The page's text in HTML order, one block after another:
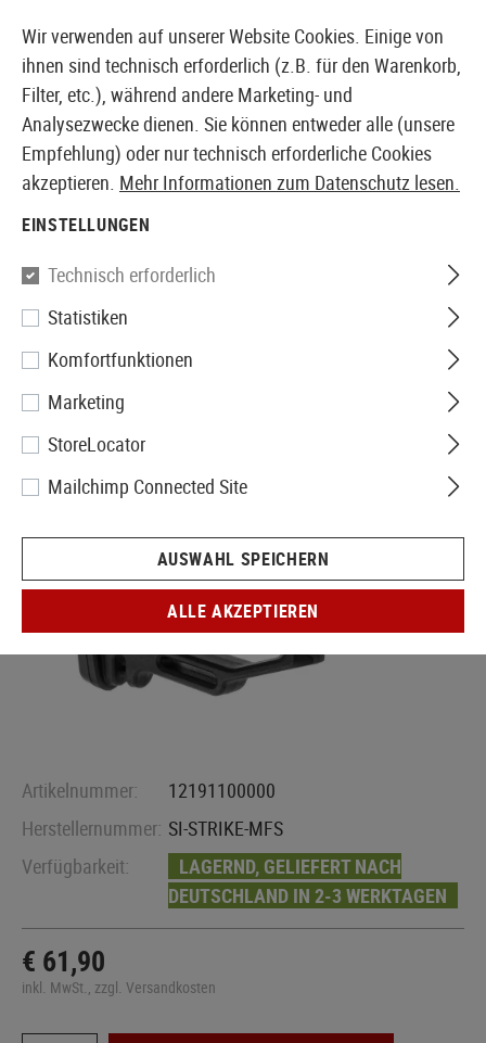
EUROPÄISCHER AIRSOFT SHOP & GROßHÄNDLER
Strike Industries
Modular Fixed Stock
Artikelnummer:
12191100000
Herstellernummer: SI-STRIKE-MFS
Verfügbarkeit:
LAGERND, GELIEFERT NACH
DEUTSCHLAND IN 2-3 WERKTAGEN
€ 61,90
inkl. MwSt., zzgl. Versandkosten
Wir verwenden auf unserer Website Cookies. Einige von
ihnen sind technisch erforderlich (z.B. für den Warenkorb,
Filter, etc.), während andere Marketing- und
Analysezwecke dienen. Sie können entweder alle (unsere
Empfehlung) oder nur technisch erforderliche Cookies
akzeptieren. Mehr Informationen zum Datenschutz lesen.
EINSTELLUNGEN
Technisch erforderlich
Statistiken
Komfortfunktionen
Marketing
StoreLocator
Mailchimp Connected Site
AUSWAHL SPEICHERN
ALLE AKZEPTIEREN